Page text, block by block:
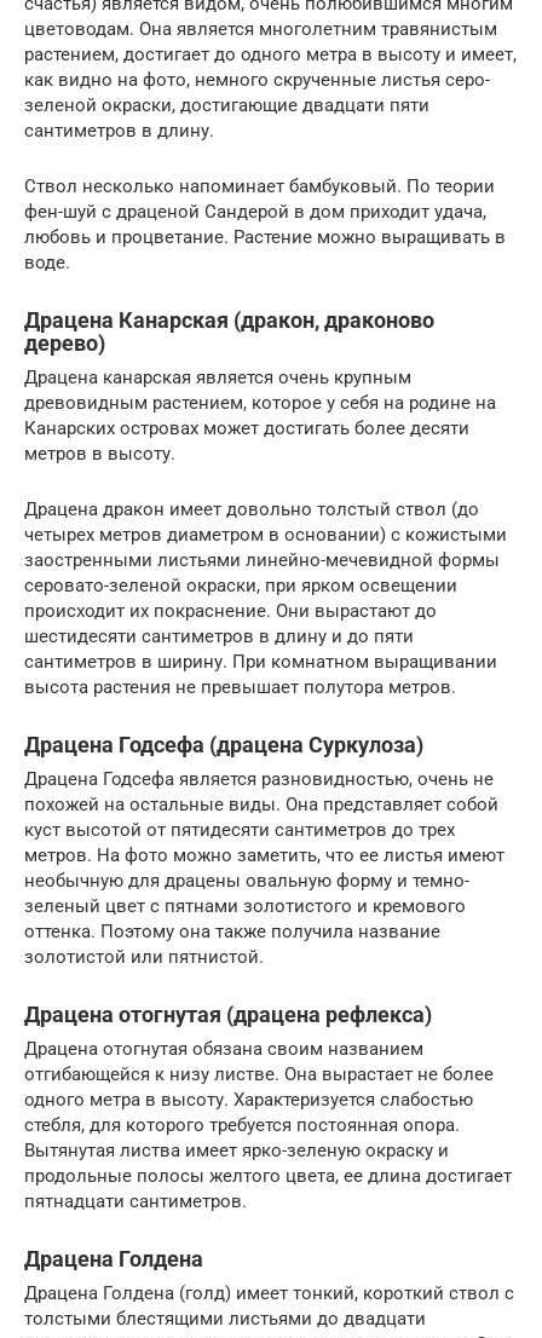
цветоводам. Она является многолетним травянистым
растением, достигает до одного метра в высоту и имеет,
как видно на фото, немного скрученные листья серо-
зеленой окраски, достигающие двадцати пяти
сантиметров в длину.
Ствол несколько напоминает бамбуковый. По теории
фен-шуй с драценой Сандерой в дом приходит удача,
любовь и процветание. Растение можно выращивать в
воде.
Драцена Канарская (дракон, драконово
дерево)
Драцена канарская является очень крупным
древовидным растением, которое у себя на родине на
Канарских островах может достигать более десяти
метров в высоту.
Драцена дракон имеет довольно толстый ствол (до
четырех метров диаметром в основании) с кожистыми
заостренными листьями линейно-мечевидной формы
серовато-зеленой окраски, при ярком освещении
происходит их покраснение. Они вырастают до
шестидесяти сантиметров в длину и до пяти
сантиметров в ширину. При комнатном выращивании
высота растения не превышает полутора метров.
Драцена Годсефа (драцена Суркулоза)
Драцена Годсефа является разновидностью, очень не
похожей на остальные виды. Она представляет собой
куст высотой от пятидесяти сантиметров до трех
метров. На фото можно заметить, что ее листья имеют
необычную для драцены овальную форму и темно-
зеленый цвет с пятнами золотистого и кремового
оттенка. Поэтому она также получила название
золотистой или пятнистой.
Драцена отогнутая (драцена рефлекса)
Драцена отогнутая обязана своим названием
отгибающейся к низу листве. Она вырастает не более
одного метра в высоту. Характеризуется слабостью
стебля, для которого требуется постоянная опора.
Вытянутая листва имеет ярко-зеленую окраску и
продольные полосы желтого цвета, ее длина достигает
пятнадцати сантиметров.
Драцена Голдена
Драцена Голдена (голд) имеет тонкий, короткий ствол с
толстыми блестящими листьями до двадцати